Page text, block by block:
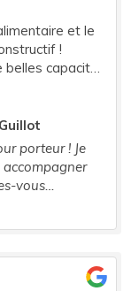
et le
!
capacités
porteur ! Je
vous
à n'en pas